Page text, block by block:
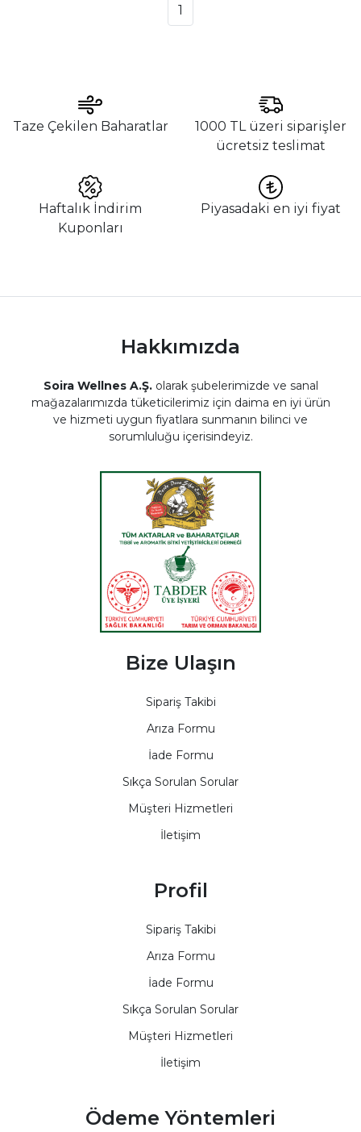
1
Taze Çekilen Baharatlar
1000 TL üzeri siparişler
ücretsiz teslimat
Haftalık İndirim
Kuponları
Piyasadaki en iyi fiyat
Hakkımızda
Soira Wellnes A.Ş.olarak şubelerimizde ve sanal
mağazalarımızda tüketicilerimiz için daima en iyi ürün
ve hizmeti uygun fiyatlara sunmanın bilinci ve
sorumluluğu içerisindeyiz.
Bize Ulaşın
Sipariş Takibi
Arıza Formu
İade Formu
Sıkça Sorulan Sorular
Müşteri Hizmetleri
İletişim
Profil
Sipariş Takibi
Arıza Formu
İade Formu
Sıkça Sorulan Sorular
Müşteri Hizmetleri
İletişim
Ödeme Yöntemleri